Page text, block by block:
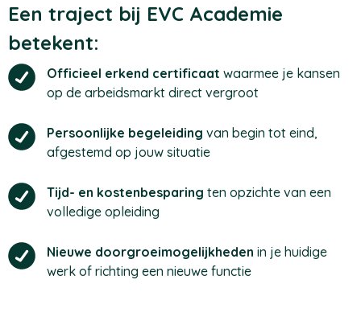
Een traject bij EVC Academie
betekent:
Officieel erkend certificaat waarmee je kansen
op de arbeidsmarkt direct vergroot
Persoonlijke begeleiding van begin tot eind,
afgestemd op jouw situatie
Tijd- en kostenbesparing ten opzichte van een
volledige opleiding
Nieuwe doorgroeimogelijkheden in je huidige
werk of richting een nieuwe functie